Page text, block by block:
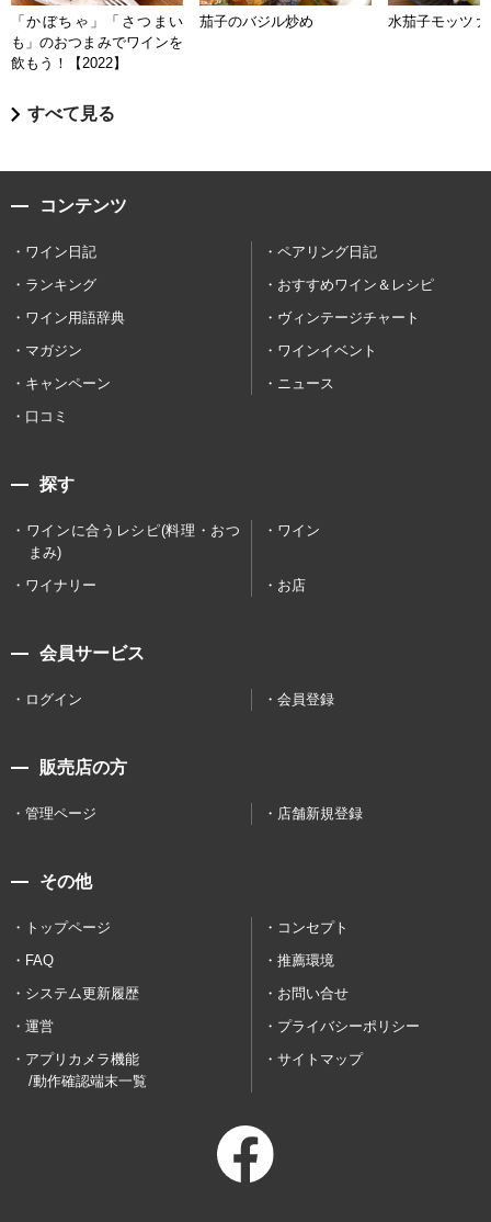
「かぼちゃ」「さつまい
も」のおつまみでワインを
飲もう！【2022】
茄子のバジル炒め 水茄子モッツァ
すべて見る
コンテンツ
ワイン日記
ペアリング日記
ランキング
おすすめワイン＆レシピ
ワイン用語辞典
ヴィンテージチャート
マガジン
ワインイベント
キャンペーン
ニュース
口コミ
探す
ワインに合うレシピ(料理・おつ
まみ)
ワイン
ワイナリー お店
会員サービス
ログイン 会員登録
販売店の方
管理ページ 店舗新規登録
その他
トップページ
コンセプト
FAQ
推薦環境
システム更新履歴
お問い合せ
運営
プライバシーポリシー
アプリカメラ機能
/動作確認端末一覧
サイトマップ